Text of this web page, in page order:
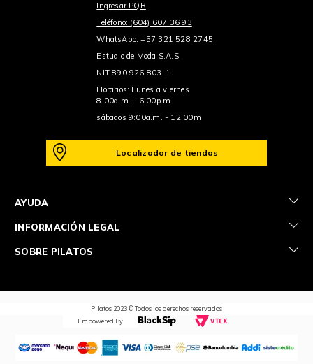
Ingresar PQR
Teléfono: (604) 607 36 93
WhatsApp: +57 321 528 2745
Estudio de Moda S.A.S.
NIT 890.926.803-1
Horarios: Lunes a viernes
8:00a.m. - 6:00p.m.
sábados 9:00a.m. - 12:00m
Localizador de tiendas
AYUDA +
INFORMACIÓN LEGAL +
SOBRE PILATOS +
Pilatos 2023 © Todos los derechos reservados
Empowered By